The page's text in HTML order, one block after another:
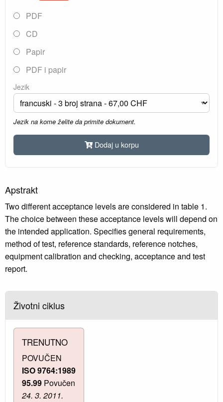
PDF
CD
Papir
PDF i papir
Jezik
Jezik na kome želite da primite dokument.
Dodaj u korpu
Apstrakt
Two different acceptance levels are considered in table 1.
The choice between these acceptance levels will depend on
the intended application. Specifies general requirements,
method of test, reference standards, reference notches,
equipment calibration and checking, acceptance and test
report.
Životni ciklus
TRENUTNO
POVUČEN
ISO 9764:1989
95.99 Povučen
24. 3. 2011.